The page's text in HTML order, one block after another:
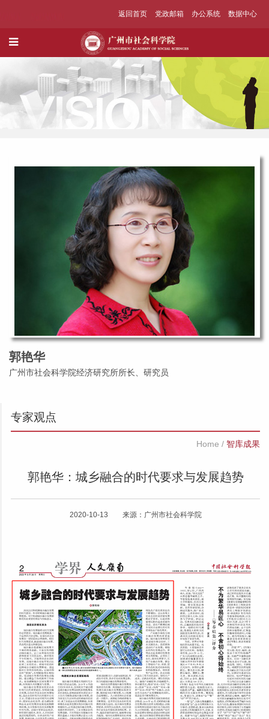
返回首页 党政邮箱 办公系统 数据中心
郭艳华
广州市社会科学院经济研究所所长、研究员
专家观点
Home / 智库成果
郭艳华：城乡融合的时代要求与发展趋势
2020-10-13 来源：广州市社会科学院